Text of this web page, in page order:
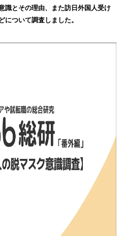
識とその理由、また訪日外国人受け
について調査しました。